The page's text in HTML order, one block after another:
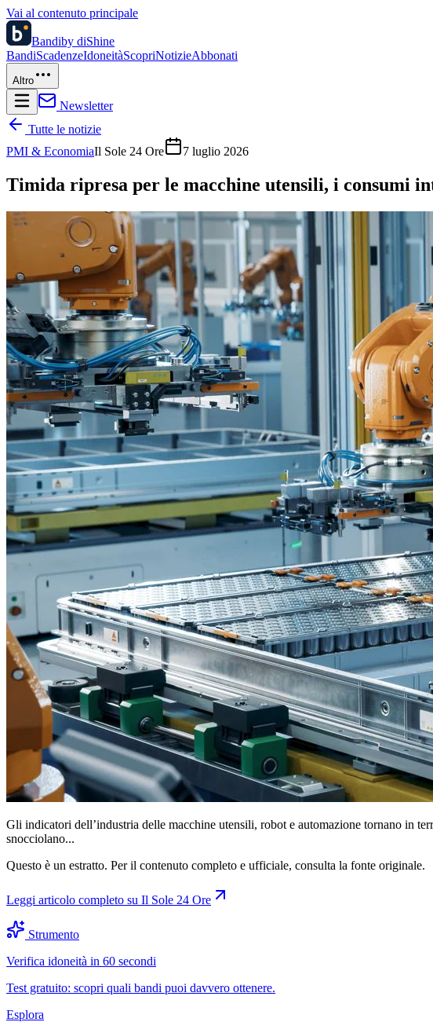
Vai al contenuto principale
Bandiby diShine
BandiScadenzeIdoneitàScopriNotizieAbbonati
Altro
Newsletter
Tutte le notizie
PMI & EconomiaIl Sole 24 Ore 7 luglio 2026
Timida ripresa per le macchine utensili, i consumi
Gli indicatori dell’industria delle macchine utensili, robot e automazione tornano in
snocciolano...
Questo è un estratto. Per il contenuto completo e ufficiale, consulta la fonte originale.
Leggi articolo completo su Il Sole 24 Ore
Strumento
Verifica idoneità in 60 secondi
Test gratuito: scopri quali bandi puoi davvero ottenere.
Esplora